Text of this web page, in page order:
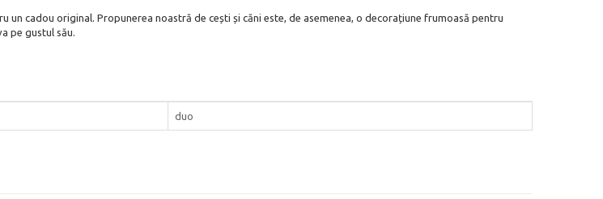
cadou original. Propunerea noastră de cești și căni este, de asemenea, o decorațiune frumoasă pentru
pe gustul său.
duo